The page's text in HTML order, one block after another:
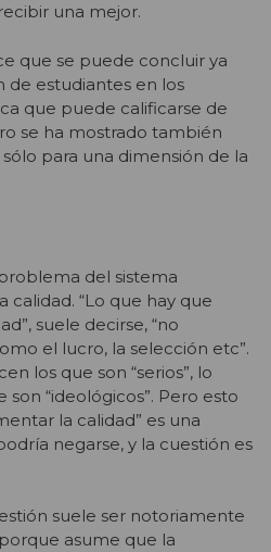
una mejor.
que se puede concluir ya
de estudiantes en los
que puede calificarse de
se ha mostrado también
para una dimensión de la
del sistema
calidad. “Lo que hay que
suele decirse, “no
el lucro, la selección etc”.
los que son “serios”, lo
“ideológicos”. Pero esto
la calidad” es una
negarse, y la cuestión es
suele ser notoriamente
asume que la